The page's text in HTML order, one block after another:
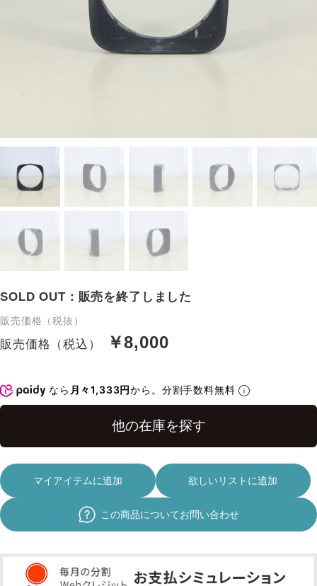
SOLD OUT：販売を終了しました
販売価格（税抜）
販売価格（税込） ￥8,000
なら 月々1,333円から。分割手数料無料
マイアイテムに追加 欲しいリストに追加
この商品についてお問い合わせ